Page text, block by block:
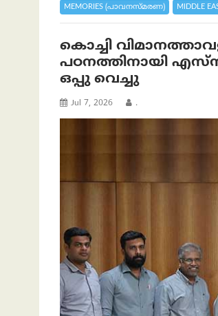
MEMORIES (പാവനസ്‌മരണ) MIDDLE
കൊച്ചി
പഠനത്തിനായി
ഒപ്പു വെച്ചു
Jul 7, 2026 .